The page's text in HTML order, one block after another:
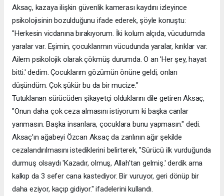
Aksaç, kazaya ilişkin güvenlik kamerası kaydını izleyince
psikolojisinin bozulduğunu ifade ederek, şöyle konuştu:
"Herkesin vicdanına bırakıyorum. İki kolum alçıda, vücudumda
yaralar var. Eşimin, çocuklarımın vücudunda yaralar, kırıklar var.
Ailem psikolojik olarak çökmüş durumda. O an 'Her şey, hayat
bitti.' dedim. Çocuklarım gözümün önüne geldi, onları
düşündüm. Çok şükür bu da bir mucize."
Tutuklanan sürücüden şikayetçi olduklarını dile getiren Aksaç,
"Onun daha çok ceza almasını istiyorum ki başka canlar
yanmasın. Başka insanlara, çocuklara bunu yapmasın." dedi.
Aksaç'ın ağabeyi Özcan Aksaç da zanlının ağır şekilde
cezalandırılmasını istediklerini belirterek, "Sürücü ilk vurduğunda
durmuş olsaydı 'Kazadır, olmuş, Allah'tan gelmiş.' derdik ama
kalkıp da 3 sefer cana kastediyor. Bir vuruyor, geri dönüp bir
daha eziyor, kaçıp gidiyor." ifadelerini kullandı.